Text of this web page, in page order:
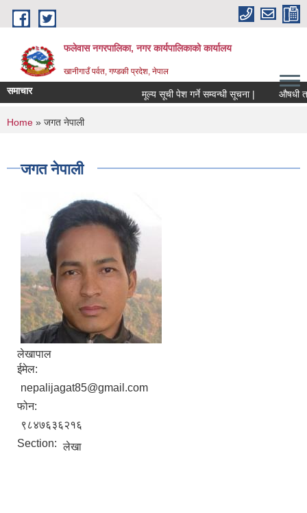
Skip to main content
फलेवास नगरपालिका, नगर कार्यपालिकाको कार्यालय
खानीगाउँ पर्वत, गण्डकी प्रदेश, नेपाल
समाचार मूल्य सूची पेश गर्ने सम्वन्धी सूचना | औषधी
You are here
Home » जगत नेपाली
जगत नेपाली
लेखापाल
ईमेल:
nepalijagat85@gmail.com
फोन:
९८४७६३६२१६
Section: लेखा